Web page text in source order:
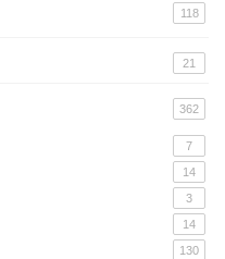
118
21
362
7
14
3
14
130